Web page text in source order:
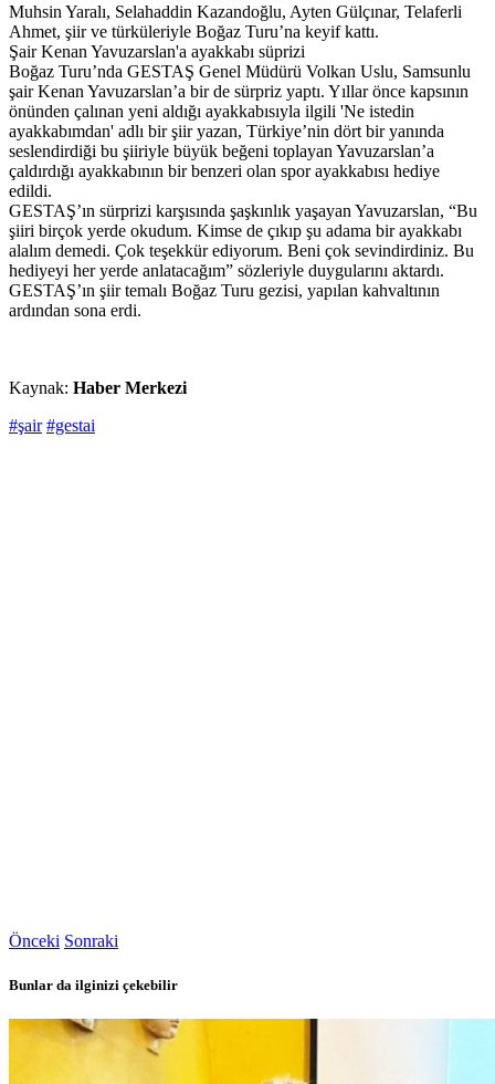
Muhsin Yaralı, Selahaddin Kazandoğlu, Ayten Gülçınar, Telaferli
Ahmet, şiir ve türküleriyle Boğaz Turu’na keyif kattı.
Şair Kenan Yavuzarslan'a ayakkabı süprizi
Boğaz Turu’nda GESTAŞ Genel Müdürü Volkan Uslu, Samsunlu
şair Kenan Yavuzarslan’a bir de sürpriz yaptı. Yıllar önce kapsının
önünden çalınan yeni aldığı ayakkabısıyla ilgili 'Ne istedin
ayakkabımdan' adlı bir şiir yazan, Türkiye’nin dört bir yanında
seslendirdiği bu şiiriyle büyük beğeni toplayan Yavuzarslan’a
çaldırdığı ayakkabının bir benzeri olan spor ayakkabısı hediye
edildi.
GESTAŞ’ın sürprizi karşısında şaşkınlık yaşayan Yavuzarslan, “Bu
şiiri birçok yerde okudum. Kimse de çıkıp şu adama bir ayakkabı
alalım demedi. Çok teşekkür ediyorum. Beni çok sevindirdiniz. Bu
hediyeyi her yerde anlatacağım” sözleriyle duygularını aktardı.
GESTAŞ’ın şiir temalı Boğaz Turu gezisi, yapılan kahvaltının
ardından sona erdi.
Kaynak: Haber Merkezi
#şair #gestai
Önceki Sonraki
Bunlar da ilginizi çekebilir